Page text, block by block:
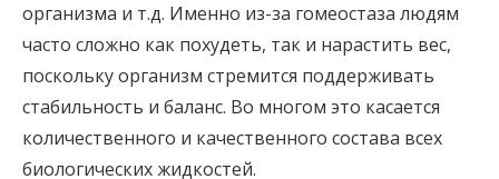
организма и т.д. Именно из-за гомеостаза людям
часто сложно как похудеть, так и нарастить вес,
поскольку организм стремится поддерживать
стабильность и баланс. Во многом это касается
количественного и качественного состава всех
биологических жидкостей.